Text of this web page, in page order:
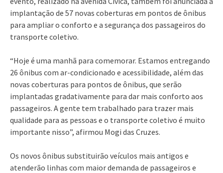
implantação de 57 novas coberturas em pontos de ônibus
para ampliar o conforto e a segurança dos passageiros do
transporte coletivo.
“Hoje é uma manhã para comemorar. Estamos entregando
26 ônibus com ar-condicionado e acessibilidade, além das
novas coberturas para pontos de ônibus, que serão
implantadas gradativamente para dar mais conforto aos
passageiros. A gente tem trabalhado para trazer mais
qualidade para as pessoas e o transporte coletivo é muito
importante nisso”, afirmou Mogi das Cruzes.
Os novos ônibus substituirão veículos mais antigos e
atenderão linhas com maior demanda de passageiros e